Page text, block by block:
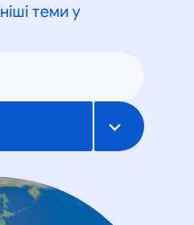
теми у